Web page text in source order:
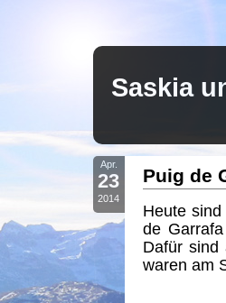
Saskia
Apr.
23
2014
Puig de
Heute
de
Dafür sind
waren am